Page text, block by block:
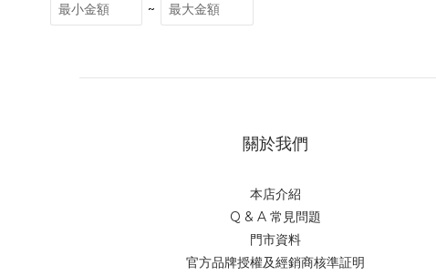
~
關於我們
本店介紹
Q & A 常見問題
門市資料
官方品牌授權及經銷商核準証明